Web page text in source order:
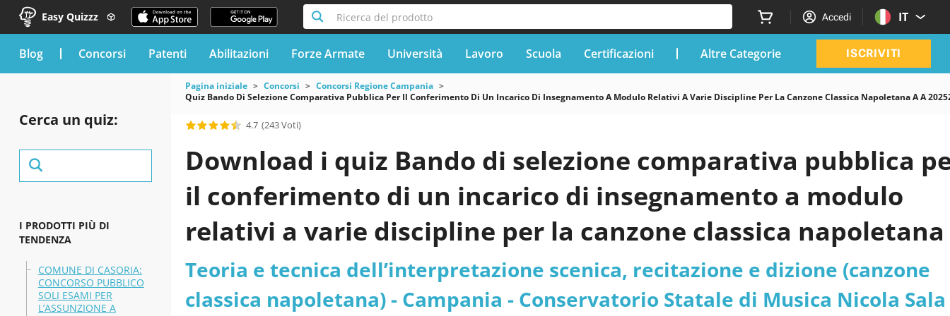
Easy Quizzz Ricerca del prodotto Accedi IT
blog Concorsi Patenti Abilitazioni Forze Armate Università Lavoro Scuola Certificazioni Altre Categorie ISCRIVITI
Cerca un quiz:
I PRODOTTI PIÙ DI
TENDENZA
COMUNE DI CASORIA:
CONCORSO PUBBLICO
SOLI ESAMI PER
L’ASSUNZIONE A
Pagina iniziale Concorsi
Concorsi Regione Campania
Quiz Bando Di Selezione Comparativa Pubblica Per Il Conferimento Di Un Incarico Di Insegnamento A Modulo Relativi A Varie Discipline Per La Canzone Classica Napoletana A A
4.7 (243 Voti)
Download i quiz Bando di selezione comparativa pubblica
il conferimento di un incarico di insegnamento a modulo
relativi a varie discipline per la canzone classica napoletana
A. 2025/2026 AFAM055 TEORIA E TECNICA
DELL’INTERPRETAZIONE SCENICA Profilo: Teoria e tecnica
Teoria e tecnica dell’interpretazione scenica, recitazione e dizione (canzone
classica napoletana) - Campania - Conservatorio Statale di Musica Nicola Sala